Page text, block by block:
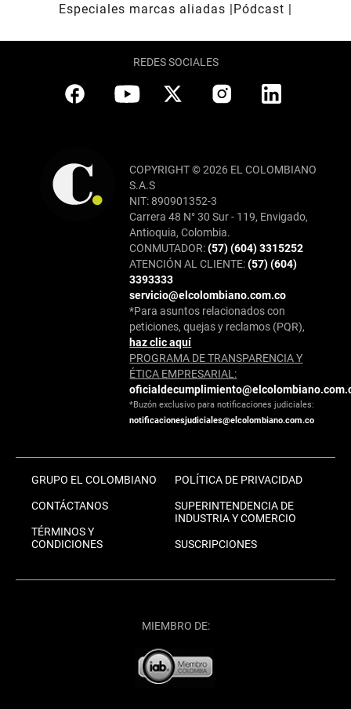
Especiales marcas aliadas
Pódcast
REDES SOCIALES
COPYRIGHT © 2026 EL COLOMBIANO
S.A.S
NIT: 890901352-3
Carrera 48 N° 30 Sur - 119, Envigado,
Antioquia, Colombia.
CONMUTADOR:(57) (604) 3315252
ATENCIÓN AL CLIENTE:(57) (604)
3393333
servicio@elcolombiano.com.co
*Para asuntos relacionados con
peticiones, quejas y reclamos (PQR),
haz clic aquí
PROGRAMA DE TRANSPARENCIA Y
ÉTICA EMPRESARIAL:
*Buzón exclusivo para notificaciones judiciales:
notificacionesjudiciales@elcolombiano.com.co
GRUPO EL COLOMBIANO
CONTÁCTANOS
TÉRMINOS Y
CONDICIONES
POLÍTICA DE PRIVACIDAD
SUPERINTENDENCIA DE
INDUSTRIA Y COMERCIO
SUSCRIPCIONES
MIEMBRO DE: